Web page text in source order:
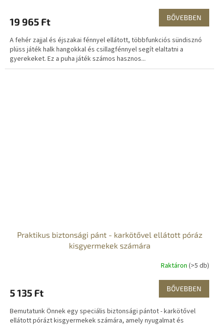
19 965 Ft BŐVEBBEN
A fehér zajjal és éjszakai fénnyel ellátott, többfunkciós sündisznó
plüss játék halk hangokkal és csillagfénnyel segít elaltatni a
gyerekeket. Ez a puha játék számos hasznos...
Praktikus biztonsági pánt - karkötővel ellátott póráz
kisgyermekek számára
Raktáron (>5 db)
5 135 Ft BŐVEBBEN
Bemutatunk Önnek egy speciális biztonsági pántot - karkötővel
ellátott pórázt kisgyermekek számára, amely nyugalmat és